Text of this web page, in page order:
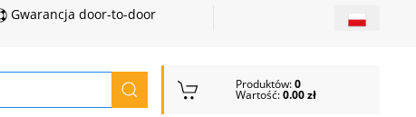
Gwarancja door-to-door
Produktów:0
Wartość:0.00 zł